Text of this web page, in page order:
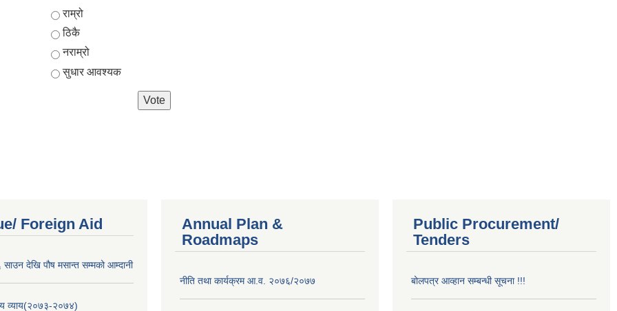
Choices
राम्रो
ठिकै
नराम्रो
सुधार आवश्यक
Foreign Aid
साउन देखि पौष मसान्त सम्मको आम्दानी
२०७४)
Annual Plan &
Roadmaps
नीति तथा कार्यक्रम आ.व. २०७६/२०७७
Public Procurement/
Tenders
बोलपत्र आव्हान सम्बन्धी सूचना !!!